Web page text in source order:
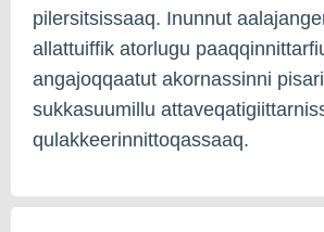
pilersitsissaaq. Inunnut
allattuiffik atorlugu
angajoqqaatut akornassinni
sukkasuumillu
qulakkeerinnittoqassaaq.